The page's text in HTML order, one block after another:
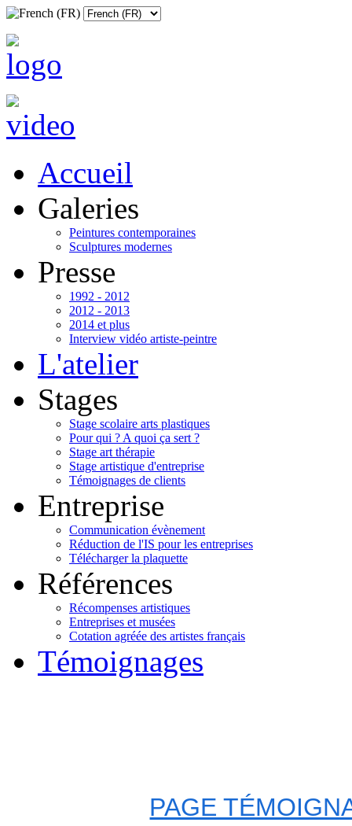
Accueil
Galeries
Peintures contemporaines
Sculptures modernes
Presse
1992 - 2012
2012 - 2013
2014 et plus
Interview vidéo artiste-peintre
L'atelier
Stages
Stage scolaire arts plastiques
Pour qui ? A quoi ça sert ?
Stage art thérapie
Stage artistique d'entreprise
Témoignages de clients
Entreprise
Communication évènement
Réduction de l'IS pour les entreprises
Télécharger la plaquette
Références
Récompenses artistiques
Entreprises et musées
Cotation agréée des artistes français
Témoignages
PAGE